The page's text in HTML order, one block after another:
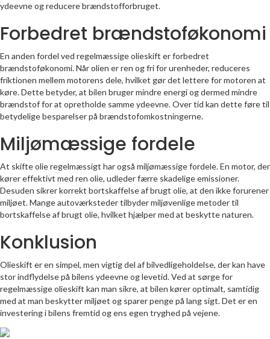
ydeevne og reducere brændstofforbruget.
Forbedret brændstoføkonomi
En anden fordel ved regelmæssige olieskift er forbedret
brændstoføkonomi. Når olien er ren og fri for urenheder, reduceres
friktionen mellem motorens dele, hvilket gør det lettere for motoren at
køre. Dette betyder, at bilen bruger mindre energi og dermed mindre
brændstof for at opretholde samme ydeevne. Over tid kan dette føre til
betydelige besparelser på brændstofomkostningerne.
Miljømæssige fordele
At skifte olie regelmæssigt har også miljømæssige fordele. En motor, der
kører effektivt med ren olie, udleder færre skadelige emissioner.
Desuden sikrer korrekt bortskaffelse af brugt olie, at den ikke forurener
miljøet. Mange autoværksteder tilbyder miljøvenlige metoder til
bortskaffelse af brugt olie, hvilket hjælper med at beskytte naturen.
Konklusion
Olieskift er en simpel, men vigtig del af bilvedligeholdelse, der kan have
stor indflydelse på bilens ydeevne og levetid. Ved at sørge for
regelmæssige olieskift kan man sikre, at bilen kører optimalt, samtidig
med at man beskytter miljøet og sparer penge på lang sigt. Det er en
investering i bilens fremtid og ens egen tryghed på vejene.